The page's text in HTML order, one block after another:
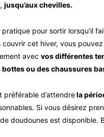
jusqu’aux chevilles.
pour sortir lorsqu’il
cet hiver, vous
avec vos différentes
bottes ou des chaussures
préférable d’attendrela
Si vous désirez
doudounes est disponible.